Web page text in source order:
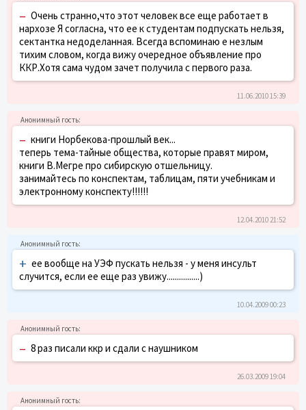
– Очень странно,что этот человек все еще работает в
нархозе Я согласна, что ее к студентам подпускать нельзя,
сектантка недоделанная. Всегда вспоминаю е незлым
тихим словом, когда вижу очередное объявление про
ККР.Хотя сама чудом зачет получила с первого раза.
11.06.2010 15:39
– книги Норбекова-прошлый век...
теперь тема-тайные общества, которые правят миром,
книги В.Мегре про сибирскую отшельницу.
занимайтесь по конспектам, таблицам, пяти учебникам и
электронному конспекту!!!!!!
12.04.2010 21:52
+ ее вообще на УЭФ пускать нельзя - у меня инсульт
случится, если ее еще раз увижу................)
10.04.2009 00:23
– 8 раз писали ккр и сдали с наушником
26.03.2009 19:04